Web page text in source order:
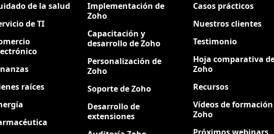
de la salud
de TI
raíces
Implementación de
Zoho
Capacitación y
desarrollo de Zoho
Personalización de
Zoho
Soporte de Zoho
Desarrollo de
extensiones
Casos prácticos
Nuestros clientes
Testimonio
Hoja comparativa
Zoho
Recursos
Vídeos de
Zoho